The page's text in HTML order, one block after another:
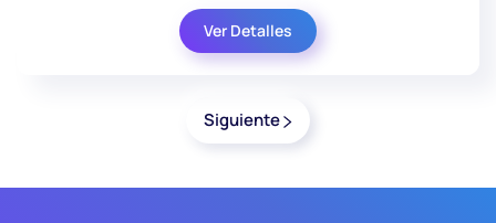
Ver Detalles
Siguiente